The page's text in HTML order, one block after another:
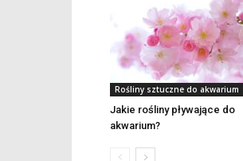
Rośliny sztuczne do akwarium
Jakie rośliny pływające do
akwarium?